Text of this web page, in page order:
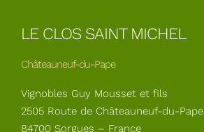
LE CLOS SAINT MICHEL
Châteauneuf-du-Pape
Vignobles Guy Mousset et fils
2505 Route de Châteauneuf-du-Pape
84700 Sorgues – France